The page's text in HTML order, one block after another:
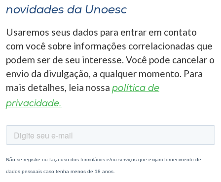
novidades da Unoesc
Usaremos seus dados para entrar em contato
com você sobre informações correlacionadas que
podem ser de seu interesse. Você pode cancelar o
envio da divulgação, a qualquer momento. Para
mais detalhes, leia nossa política de
privacidade.